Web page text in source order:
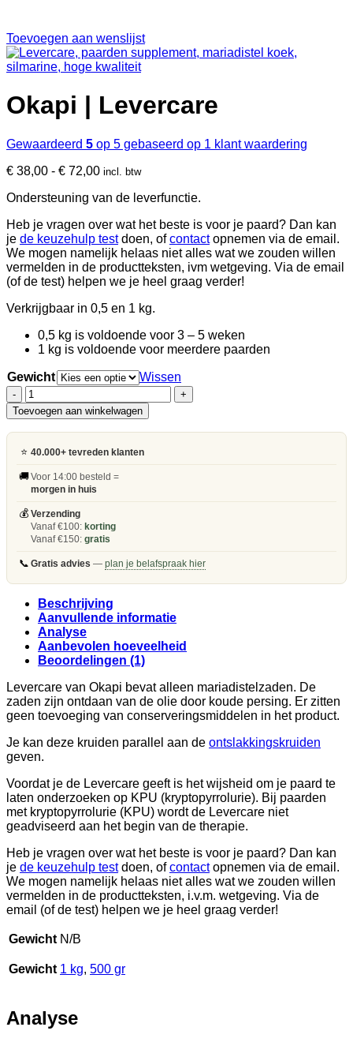
Toevoegen aan wenslijst
Okapi | Levercare
Gewaardeerd 5 op 5 gebaseerd op 1 klant waardering
€ 38,00 - € 72,00Prijsklasse:
tot
incl. btw
Ondersteuning van de leverfunctie.
Heb je vragen over wat het beste is voor je paard? Dan kan
je de keuzehulp testdoen, ofcontactopnemen via de email.
We mogen namelijk helaas niet alles wat we zouden willen
vermelden in de productteksten, ivm wetgeving. Via de email
(of de test) helpen we je heel graag verder!
Verkrijgbaar in 0,5 en 1 kg.
0,5 kg is voldoende voor 3 – 5 weken
1 kg is voldoende voor meerdere paarden
Gewicht
Wissen
Okapi
|
Levercare
aantal
Toevoegen aan winkelwagen
⭐ 40.000+ tevreden klanten
🚚Voor 14:00 besteld =
morgen in huis
💰 Verzending
Vanaf €100: korting
Vanaf €150: gratis
📞 Gratis advies — plan je belafspraak hier
Beschrijving
Aanvullende informatie
Analyse
Aanbevolen hoeveelheid
Beoordelingen (1)
Levercare van Okapi bevat alleen mariadistelzaden. De
zaden zijn ontdaan van de olie door koude persing. Er zitten
geen toevoeging van conserveringsmiddelen in het product.
Je kan deze kruiden parallel aan de ontslakkingskruiden
geven.
Voordat je de Levercare geeft is het wijsheid om je paard te
laten onderzoeken op KPU (kryptopyrrolurie). Bij paarden
met kryptopyrrolurie (KPU) wordt de Levercare niet
geadviseerd aan het begin van de therapie.
Heb je vragen over wat het beste is voor je paard? Dan kan
je de keuzehulp testdoen, ofcontactopnemen via de email.
We mogen namelijk helaas niet alles wat we zouden willen
vermelden in de productteksten, i.v.m. wetgeving. Via de
email (of de test) helpen we je heel graag verder!
Gewicht N/B
Gewicht 1 kg, 500 gr
Analyse